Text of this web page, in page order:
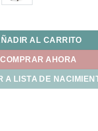
Chasis Rosegold Cybex
AL CARRITO
COMPRAR AHORA
A LISTA DE